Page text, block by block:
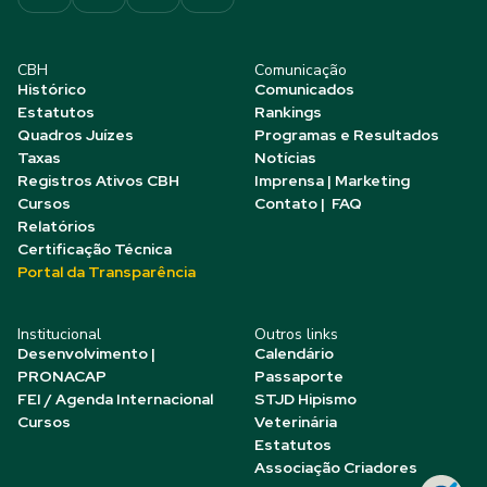
CBH
Histórico
Estatutos
Quadros Juízes
Taxas
Registros Ativos CBH
Cursos
Relatórios
Certificação Técnica
Portal da Transparência
Comunicação
Comunicados
Rankings
Programas e Resultados
Notícias
Imprensa | Marketing
Contato | FAQ
Institucional
Desenvolvimento |
PRONACAP
FEI / Agenda Internacional
Cursos
Outros links
Calendário
Passaporte
STJD Hipismo
Veterinária
Estatutos
Associação Criadores